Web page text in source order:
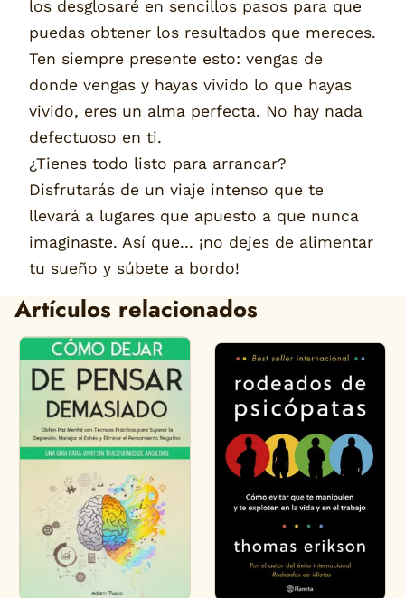
los desglosaré en sencillos pasos para que
puedas obtener los resultados que mereces.
Ten siempre presente esto: vengas de
donde vengas y hayas vivido lo que hayas
vivido, eres un alma perfecta. No hay nada
defectuoso en ti.
¿Tienes todo listo para arrancar?
Disfrutarás de un viaje intenso que te
llevará a lugares que apuesto a que nunca
imaginaste. Así que... ¡no dejes de alimentar
tu sueño y súbete a bordo!
Artículos relacionados